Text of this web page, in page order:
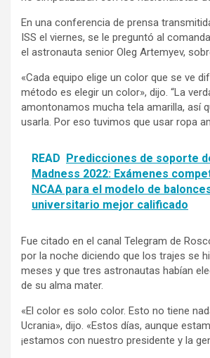
En una conferencia de prensa
ISS el viernes, se le preguntó al
el astronauta senior Oleg Artemyev,
«Cada equipo elige un color que se ve
método es elegir un color», dijo. “La
amontonamos mucha tela amarilla, así
usarla. Por eso tuvimos que usar ropa
READ Predicciones de soporte
Madness 2022: Exámenes
NCAA para el modelo de
universitario mejor calificado
Fue citado en el canal Telegram de
por la noche diciendo que los trajes se
meses y que tres astronautas habían
de su alma mater.
«El color es solo color. Esto no tiene
Ucrania», dijo. «Estos días, aunque
¡estamos con nuestro presidente y la